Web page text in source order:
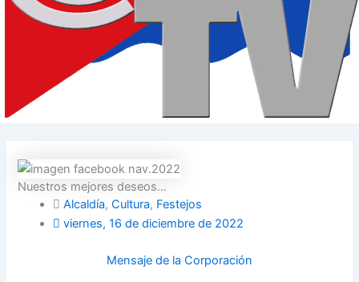
Nuestros mejores deseos…
Alcaldía,Cultura, Festejos
viernes, 16 de diciembre de 2022
Mensaje de la Corporación